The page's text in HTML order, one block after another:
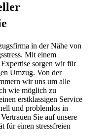
in der Nähe von
Mit einem
sorgen wir für
Umzug. Von der
wir uns um alle
wie möglich zu
erstklassigen Service
und problemlos in
Sie auf unsere
für einen stressfreien